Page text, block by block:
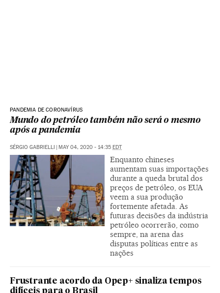
PANDEMIA DE CORONAVÍRUS
Mundo do petróleo também não será o mesmo
após a pandemia
SÉRGIO GABRIELLI MAY 04, 2020 - 14:35 EDT
Enquanto chineses
aumentam suas importações
durante a queda brutal dos
preços de petróleo, os EUA
veem a sua produção
fortemente afetada. As
futuras decisões da indústria
petróleo ocorrerão, como
sempre, na arena das
disputas políticas entre as
nações
Frustrante acordo da Opep+ sinaliza tempos
difíceis para o Brasil